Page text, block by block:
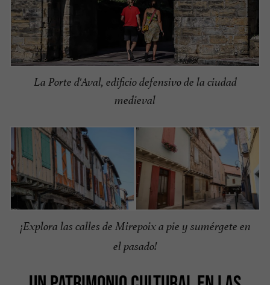
La Porte d'Aval, edificio defensivo de la ciudad
medieval
¡Explora las calles de Mirepoix a pie y sumérgete en
el pasado!